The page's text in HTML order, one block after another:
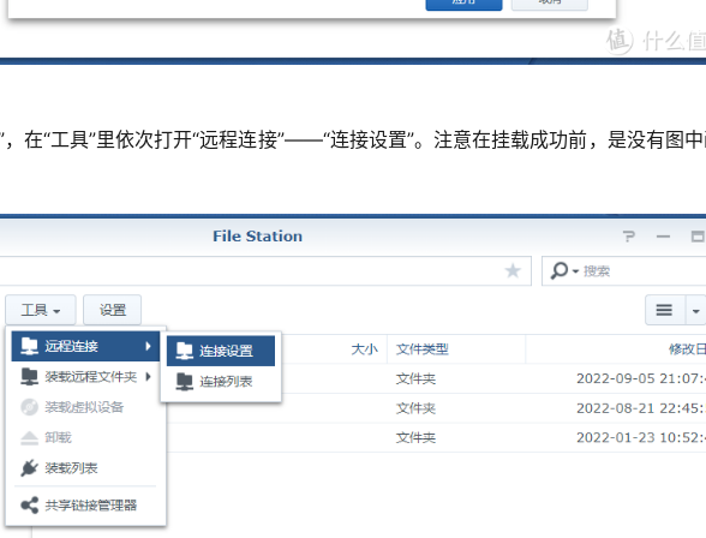
在“工具”里依次打开“远程连接”——“连接设置”。注意在挂载成功前，是没有图